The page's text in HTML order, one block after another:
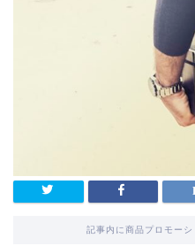
記事内に商品プロモー